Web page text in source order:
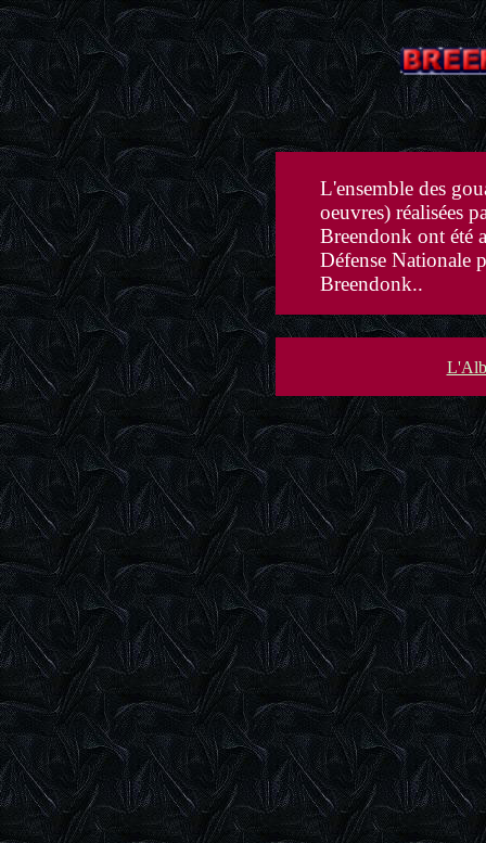
L'ensemble des
oeuvres) réalisées
Breendonk ont été
Défense Nationale
Breendonk..